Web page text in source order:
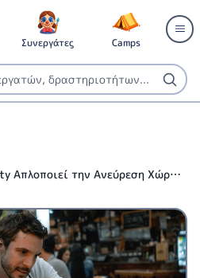
Συνεργάτες Camps
Απλοποιεί την Ανεύρεση Χώρων